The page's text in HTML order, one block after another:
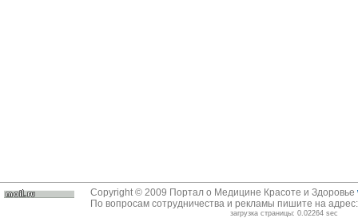
Copyright © 2009 Портал о Медицине Красоте и Здоровье
По вопросам сотрудничества и рекламы пишите на
загрузка страницы: 0.02264 sec